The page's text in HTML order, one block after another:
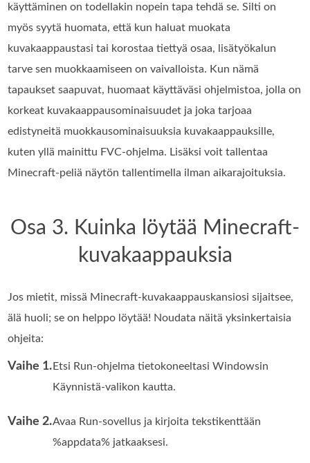
käyttäminen on todellakin nopein tapa tehdä se. Silti on
myös syytä huomata, että kun haluat muokata
kuvakaappaustasi tai korostaa tiettyä osaa, lisätyökalun
tarve sen muokkaamiseen on vaivalloista. Kun nämä
tapaukset saapuvat, huomaat käyttäväsi ohjelmistoa, jolla on
korkeat kuvakaappausominaisuudet ja joka tarjoaa
edistyneitä muokkausominaisuuksia kuvakaappauksille,
kuten yllä mainittu FVC-ohjelma. Lisäksi voit tallentaa
Minecraft-peliä näytön tallentimella ilman aikarajoituksia.
Osa 3. Kuinka löytää Minecraft-
kuvakaappauksia
Jos mietit, missä Minecraft-kuvakaappauskansiosi sijaitsee,
älä huoli; se on helppo löytää! Noudata näitä yksinkertaisia
ohjeita:
Vaihe 1. Etsi Run-ohjelma tietokoneeltasi Windowsin
Käynnistä-valikon kautta.
Vaihe 2.Avaa Run-sovellus ja kirjoita tekstikenttään
%appdata% jatkaaksesi.